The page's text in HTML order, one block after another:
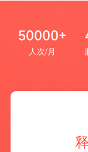
50000+
人次/月